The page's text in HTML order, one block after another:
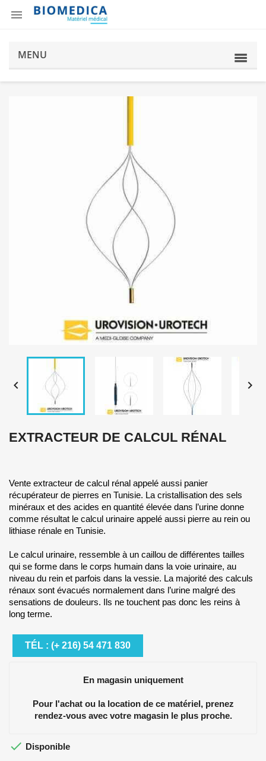

MENU
 
EXTRACTEUR DE CALCUL RÉNAL
Vente extracteur de calcul rénal appelé aussi panier
récupérateur de pierres en Tunisie. La cristallisation des sels
minéraux et des acides en quantité élevée dans l’urine donne
comme résultat le calcul urinaire appelé aussi pierre au rein ou
lithiase rénale en Tunisie.
Le calcul urinaire, ressemble à un caillou de différentes tailles
qui se forme dans le corps humain dans la voie urinaire, au
niveau du rein et parfois dans la vessie. La majorité des calculs
rénaux sont évacués normalement dans l’urine malgré des
sensations de douleurs. Ils ne touchent pas donc les reins à
long terme.
TÉL : (+ 216) 54 471 830
En magasin uniquement
Pour l'achat ou la location de ce matériel, prenez
rendez-vous avec votre magasin le plus proche.
 Disponible